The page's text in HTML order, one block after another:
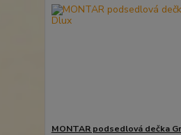
MONTAR podsedlová dečka